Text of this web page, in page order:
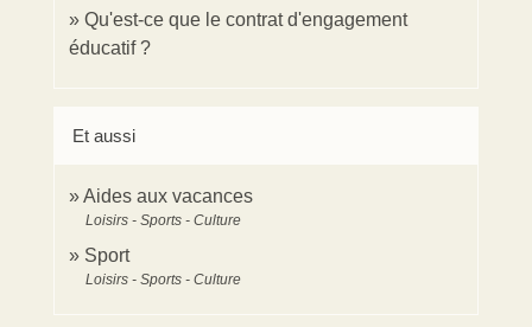
Qu'est-ce que le contrat d'engagement
éducatif ?
Et aussi
Aides aux vacances
Loisirs - Sports - Culture
Sport
Loisirs - Sports - Culture